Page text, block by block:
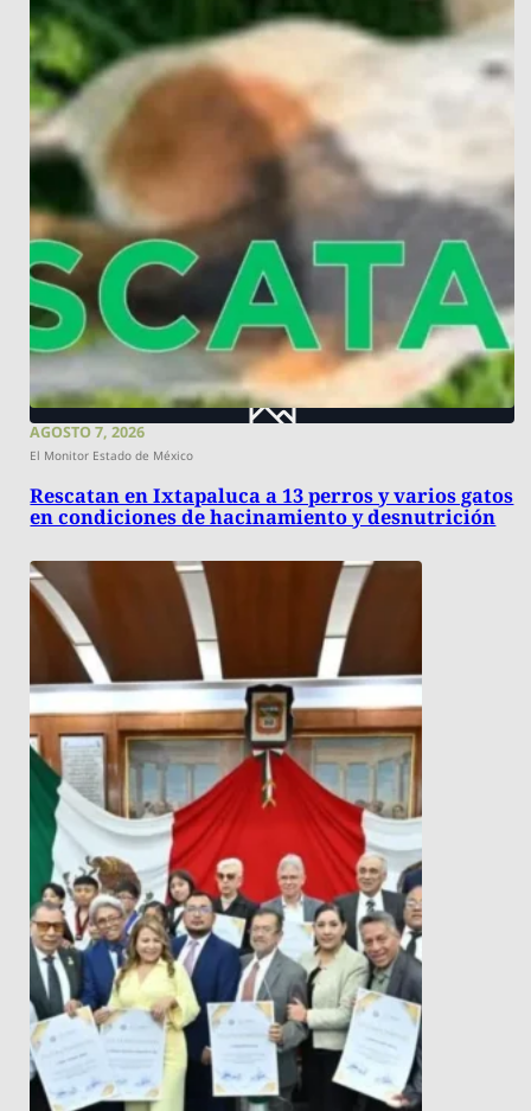
AGOSTO 7, 2026
El Monitor Estado de México
Rescatan en Ixtapaluca a 13 perros y varios gatos
en condiciones de hacinamiento y desnutrición